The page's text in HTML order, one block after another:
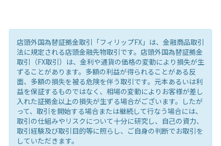
店頭外国為替証拠金取引「フィリップFX」は、金融商品取引
法に規定される店頭金融先物取引です。店頭外国為替証拠金
取引（FX取引）は、金利や通貨の価格の変動により損失が生
ずることがあります。多額の利益が得られることがある反
面、多額の損失を被る危険を伴う取引です。元本あるいは利
益を保証するものではなく、相場の変動によりお客様が差し
入れた証拠金以上の損失が生ずる場合がございます。したが
って、取引を開始する場合または継続して行なう場合には、
取引の仕組みやリスクについて十分に研究し、自己の資力、
取引経験及び取引目的等に照らし、ご自身の判断でお取引を
していただきます。